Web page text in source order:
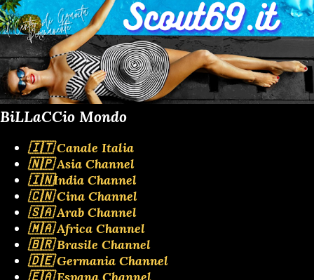
BiLLaCCio Mondo
🇮🇹 Canale Italia
🇳🇵 Asia Channel
🇮🇳India Channel
🇨🇳 Cina Channel
🇸🇦 Arab Channel
🇲🇦 Africa Channel
🇧🇷 Brasile Channel
🇩🇪 Germania Channel
🇪🇦 Espana Channel